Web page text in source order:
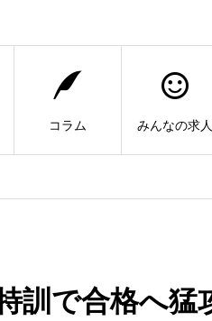
コラム みんなの求人
訓で合格へ猛